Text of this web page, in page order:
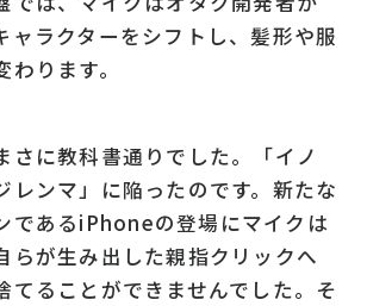
ャラクターをシフトし、髪形や服
ります。
さに教科書通りでした。「イノ
レンマ」に陥ったのです。新たな
であるiPhoneの登場にマイクは
らが生み出した親指クリックへ
てることができませんでした。そ